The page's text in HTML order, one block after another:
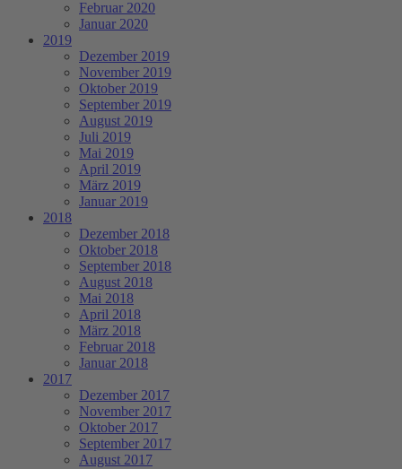
Februar 2020
Januar 2020
2019
Dezember 2019
November 2019
Oktober 2019
September 2019
August 2019
Juli 2019
Mai 2019
April 2019
März 2019
Januar 2019
2018
Dezember 2018
Oktober 2018
September 2018
August 2018
Mai 2018
April 2018
März 2018
Februar 2018
Januar 2018
2017
Dezember 2017
November 2017
Oktober 2017
September 2017
August 2017